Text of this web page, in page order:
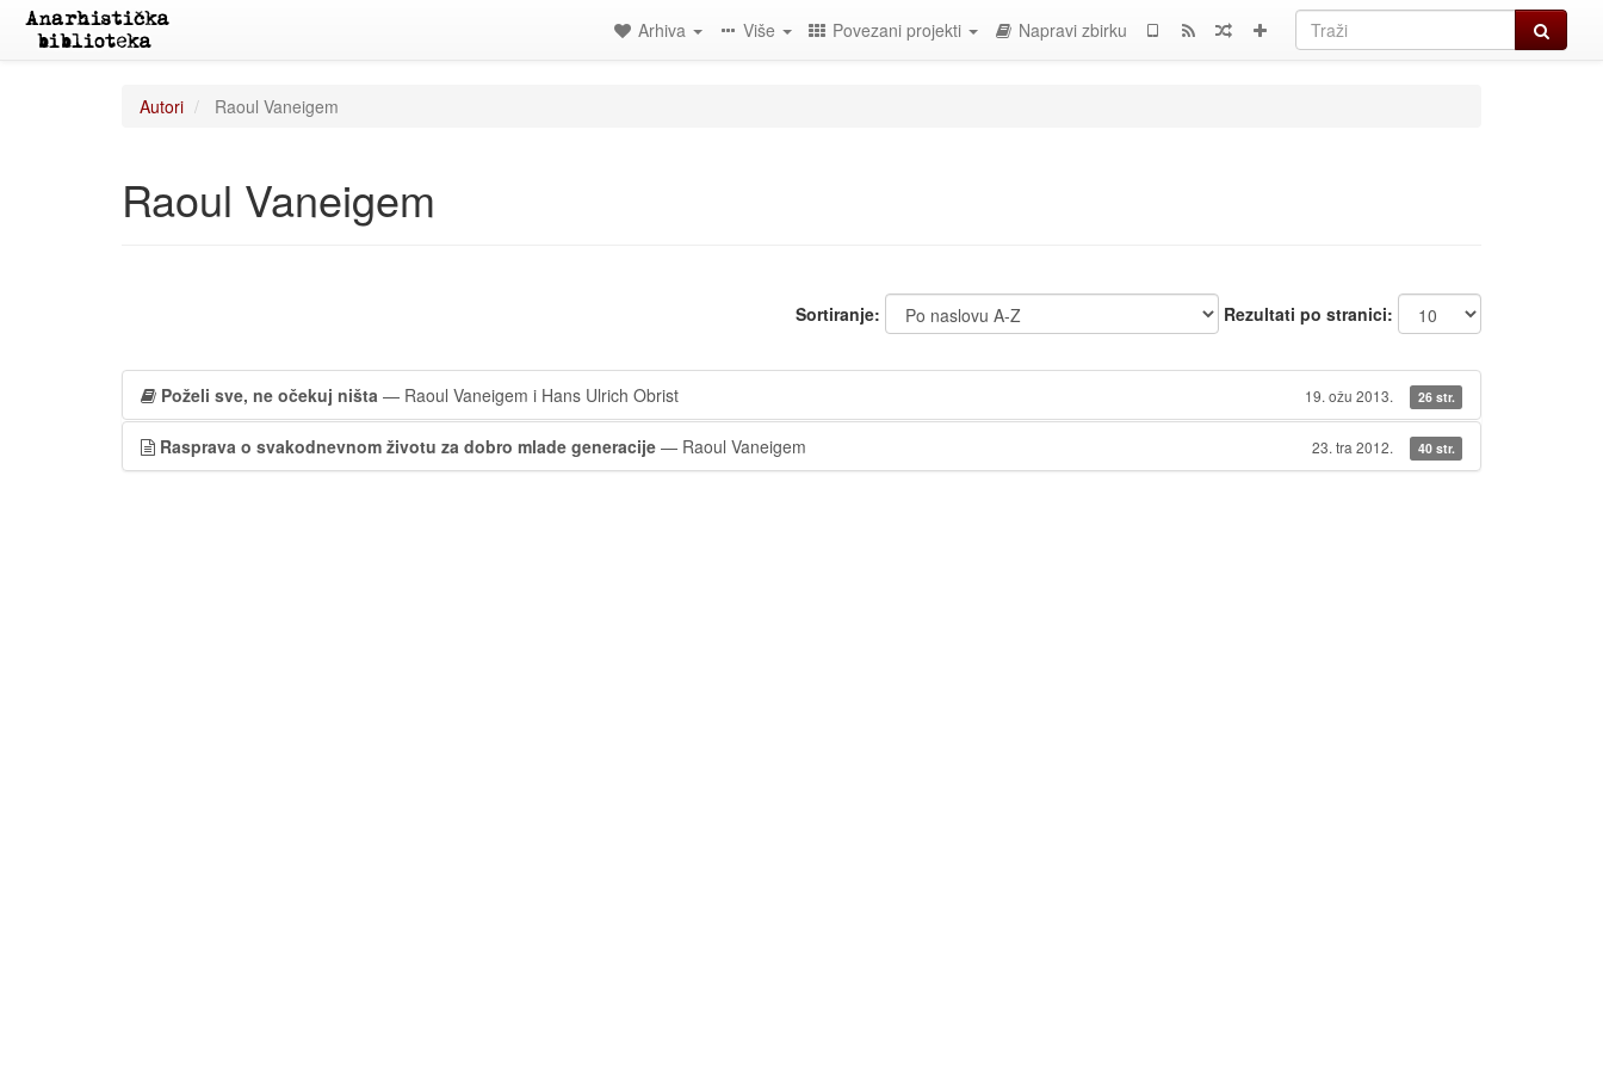
Traži
Arhiva Više Povezani projekti Napravi zbirku
Autori Raoul Vaneigem
Raoul Vaneigem
Sortiranje: Rezultati po stranici:
Poželi sve, ne očekuj ništa — Raoul Vaneigem i Hans Ulrich Obrist 19. ožu 2013. 26 str.
Rasprava o svakodnevnom životu za dobro mlade generacije — Raoul Vaneigem 23. tra 2012. 40 str.